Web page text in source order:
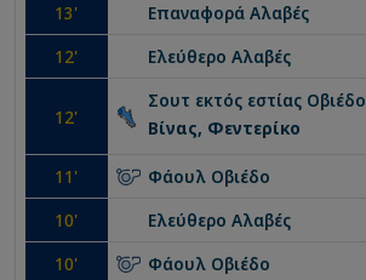
13' Επαναφορά Αλαβές
12' Ελεύθερο Αλαβές
12'
Σουτ εκτός εστίας Οβιέδο
Βίνας, Φεντερίκο
11 ' Φάουλ Οβιέδο
10' Ελεύθερο Αλαβές
10' Φάουλ Οβιέδο